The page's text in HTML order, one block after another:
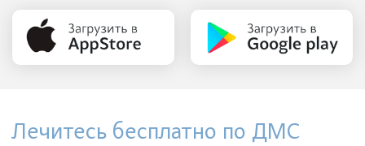
Лечитесь бесплатно по ДМС